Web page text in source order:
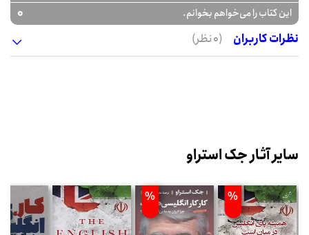
این کتاب را می‌خواهم بخوانم.
0
نظرات کاربران
(0 نظر)
سایر آثار جک استراو
%
%